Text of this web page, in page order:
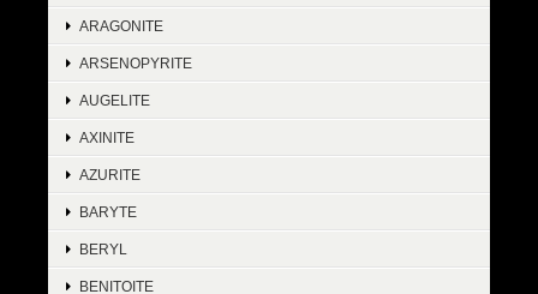
ARAGONITE
ARSENOPYRITE
AUGELITE
AXINITE
AZURITE
BARYTE
BERYL
BENITOITE